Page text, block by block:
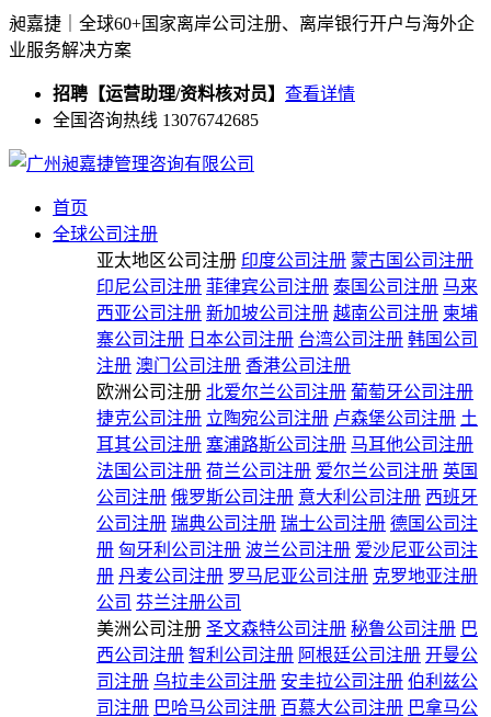
昶嘉捷｜全球60+国家离岸公司注册、离岸银行开户与海外企
业服务解决方案
招聘【运营助理/资料核对员】 查看详情
全国咨询热线 13076742685
首页
全球公司注册
亚太地区公司注册 印度公司注册 蒙古国公司注册
印尼公司注册 菲律宾公司注册 泰国公司注册 马来
西亚公司注册 新加坡公司注册 越南公司注册 柬埔
寨公司注册 日本公司注册 台湾公司注册 韩国公司
注册 澳门公司注册 香港公司注册
欧洲公司注册 北爱尔兰公司注册 葡萄牙公司注册
捷克公司注册 立陶宛公司注册 卢森堡公司注册 土
耳其公司注册 塞浦路斯公司注册 马耳他公司注册
法国公司注册 荷兰公司注册 爱尔兰公司注册 英国
公司注册 俄罗斯公司注册 意大利公司注册 西班牙
公司注册 瑞典公司注册 瑞士公司注册 德国公司注
册 匈牙利公司注册 波兰公司注册 爱沙尼亚公司注
册 丹麦公司注册 罗马尼亚公司注册 克罗地亚注册
公司 芬兰注册公司
美洲公司注册 圣文森特公司注册 秘鲁公司注册 巴
西公司注册 智利公司注册 阿根廷公司注册 开曼公
司注册 乌拉圭公司注册 安圭拉公司注册 伯利兹公
司注册 巴哈马公司注册 百慕大公司注册 巴拿马公